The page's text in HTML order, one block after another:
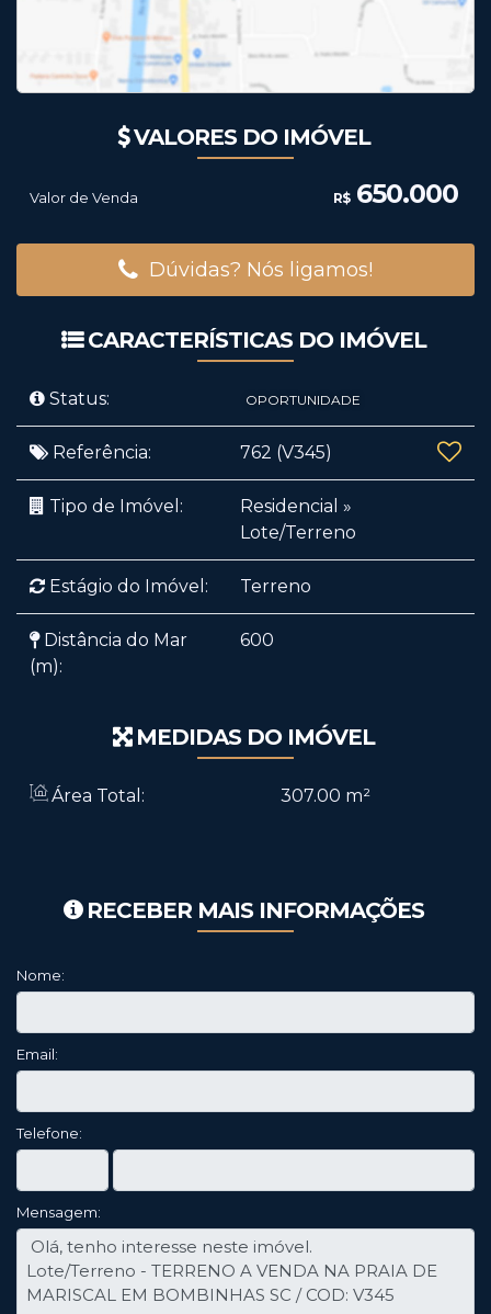
VALORES DO IMÓVEL
R$650.000
Valor de Venda
Dúvidas? Nós ligamos!
CARACTERÍSTICAS DO IMÓVEL
Status: OPORTUNIDADE
Referência: 762 (V345)
Tipo de Imóvel: Residencial »
Lote/Terreno
Estágio do Imóvel: Terreno
Distância do Mar
(m):
600
MEDIDAS DO IMÓVEL
Área Total: 307.00 m²
RECEBER MAIS INFORMAÇÕES
Nome:
Email:
Telefone:
Mensagem: